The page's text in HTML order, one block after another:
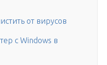
от вирусов
с Windows в